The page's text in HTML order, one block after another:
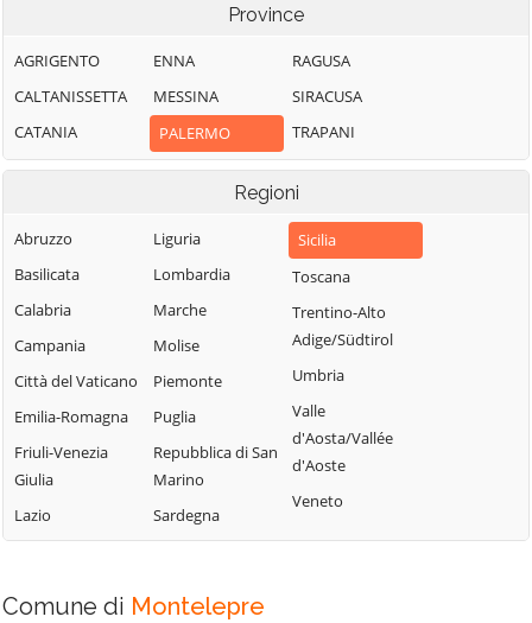
Bolognetta
Bompietro
Borgetto
Caccamo
Campofelice di
Campofiorito
Casteldaccia
Castronovo di
Giuliana
Godrano
Gratteri
Isnello
Montelepre
Montemaggiore
Belsito
Palermo
San Mauro
Gela
Santa Flavia
Sciara
Sclafani Bagni
Termini Imerese
Terrasini
Torretta
Trabia
Trappeto
Ustica
Valledolmo
Province
AGRIGENTO
CALTANISSETTA
CATANIA
ENNA
MESSINA
PALERMO
RAGUSA
SIRACUSA
TRAPANI
Regioni
Abruzzo
Basilicata
Calabria
Campania
Città del Vaticano
Emilia-Romagna
Friuli-Venezia
Giulia
Lazio
Liguria
Lombardia
Marche
Molise
Piemonte
Puglia
Repubblica di San
Marino
Sardegna
Sicilia
Toscana
Trentino-Alto
Adige/Südtirol
Umbria
Valle
d'Aosta/Vallée
d'Aoste
Veneto
Comune di Montelepre